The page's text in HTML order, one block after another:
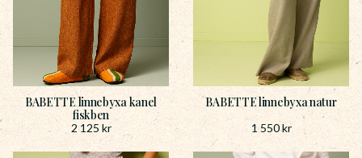
BABETTE linnebyxa kanel
fiskben
2 125 kr
BABETTE linnebyxa natur
1 550kr